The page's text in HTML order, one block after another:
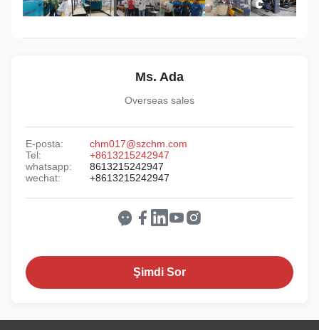
Ms. Ada
Overseas sales
E-posta:
chm017@szchm.com
Tel:
+8613215242947
whatsapp:
8613215242947
wechat:
+8613215242947
Şimdi Sor